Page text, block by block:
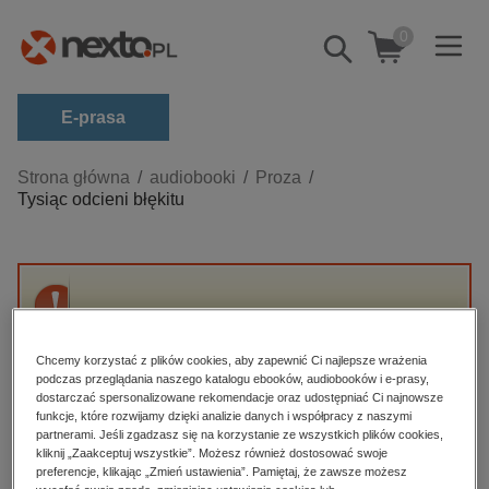
Pokaż/schowaj
wyszukiwarkę
0
E-prasa
Kategorie
Zobacz wszystkie E-prasa
budownictwo, aranżacja wnętrz
dzienniki
edukacja
hobby, sport, rozrywka
komputery, internet, technologie, informatyka
Strona główna audiobooki
Proza
Tysiąc odcieni błękitu
Przepraszamy, ale produkt „Tysiąc odcieni
High-contrast mode
Polecane
Chcemy korzystać z plików cookies, aby zapewnić Ci najlepsze wrażenia
podczas przeglądania naszego katalogu ebooków, audiobooków i e-prasy,
dostarczać spersonalizowane rekomendacje oraz udostępniać Ci najnowsze
funkcje, które rozwijamy dzięki analizie danych i współpracy z naszymi
partnerami. Jeśli zgadzasz się na korzystanie ze wszystkich plików cookies,
kliknij „Zaakceptuj wszystkie”. Możesz również dostosować swoje
preferencje, klikając „Zmień ustawienia”. Pamiętaj, że zawsze możesz